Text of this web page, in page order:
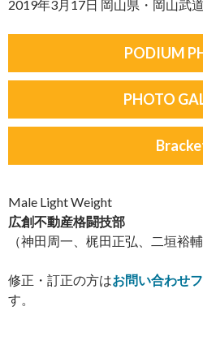
2019年3月17日 岡山県・岡山武
PODIUM
PHOTO
Male Light Weight
広創不動産格闘技部
（神田周一、梶田正弘、二垣裕
修正・訂正の方はお問い合わせ
す。